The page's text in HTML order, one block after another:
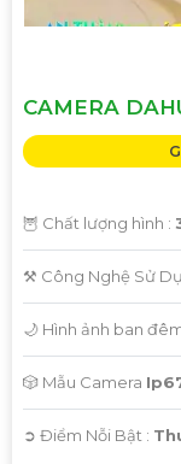
CAMERA
🦉 Chất lượng hình :
⚒ Công Nghệ Sử
🌙 Hình ảnh ban
🎲 Mẫu Camera
️➲ Điểm Nỗi Bật :